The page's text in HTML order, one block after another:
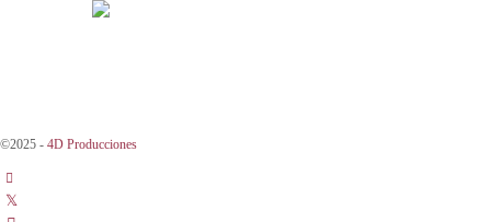
©2025 - 4D Producciones